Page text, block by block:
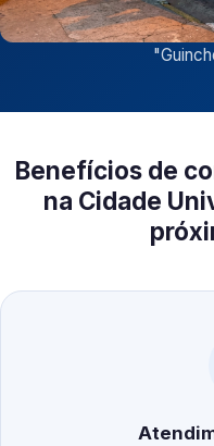
"
Benefícios de
na Cidade